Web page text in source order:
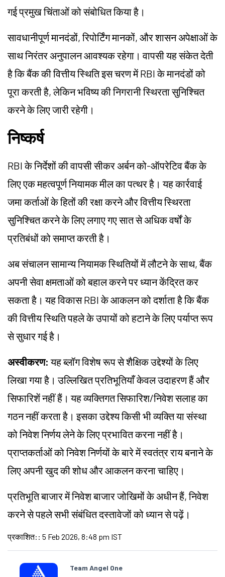
गई प्रमुख चिंताओं को संबोधित किया है।
सावधानीपूर्ण मानदंडों, रिपोर्टिंग मानकों, और शासन अपेक्षाओं के
साथ निरंतर अनुपालन आवश्यक रहेगा। वापसी यह संकेत देती
है कि बैंक की वित्तीय स्थिति इस चरण में RBI के मानदंडों को
पूरा करती है, लेकिन भविष्य की निगरानी स्थिरता सुनिश्चित
करने के लिए जारी रहेगी।
निष्कर्ष
RBI के निर्देशों की वापसी सीकर अर्बन को-ऑपरेटिव बैंक के
लिए एक महत्वपूर्ण नियामक मील का पत्थर है। यह कार्रवाई
जमा कर्ताओं के हितों की रक्षा करने और वित्तीय स्थिरता
सुनिश्चित करने के लिए लगाए गए सात से अधिक वर्षों के
प्रतिबंधों को समाप्त करती है।
अब संचालन सामान्य नियामक स्थितियों में लौटने के साथ, बैंक
अपनी सेवा क्षमताओं को बहाल करने पर ध्यान केंद्रित कर
सकता है। यह विकास RBI के आकलन को दर्शाता है कि बैंक
की वित्तीय स्थिति पहले के उपायों को हटाने के लिए पर्याप्त रूप
से सुधार गई है।
अस्वीकरण: यह ब्लॉग विशेष रूप से शैक्षिक उद्देश्यों के लिए
लिखा गया है। उल्लिखित प्रतिभूतियाँ केवल उदाहरण हैं और
सिफारिशें नहीं हैं। यह व्यक्तिगत सिफारिश/निवेश सलाह का
गठन नहीं करता है। इसका उद्देश्य किसी भी व्यक्ति या संस्था
को निवेश निर्णय लेने के लिए प्रभावित करना नहीं है।
प्राप्तकर्ताओं को निवेश निर्णयों के बारे में स्वतंत्र राय बनाने के
लिए अपनी खुद की शोध और आकलन करना चाहिए।
प्रतिभूति बाजार में निवेश बाजार जोखिमों के अधीन हैं, निवेश
करने से पहले सभी संबंधित दस्तावेजों को ध्यान से पढ़ें।
प्रकाशित: : 5 Feb 2026, 8:48 pm IST
Team Angel One